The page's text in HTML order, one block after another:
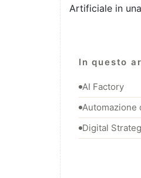
Artificiale in una
In questo
AI Factory
Automazione
Digital